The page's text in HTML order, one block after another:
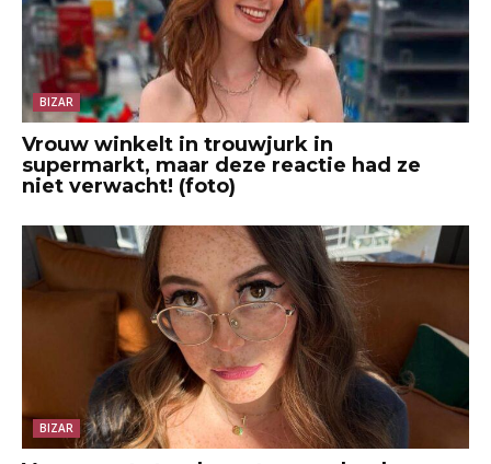
BIZAR
Vrouw winkelt in trouwjurk in
supermarkt, maar deze reactie had ze
niet verwacht! (foto)
BIZAR